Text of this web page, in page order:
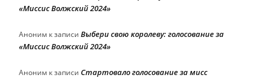
«Миссис Волжский 2024»
Аноним к записи Выбери свою королеву: голосование за
«Миссис Волжский 2024»
Аноним к записи Стартовало голосование за мисс